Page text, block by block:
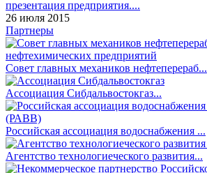
презентация предприятия....
26 июля 2015
Партнеры
Совет главных механиков нефтеперераб...
Ассоциация Сибдальвостокгаз...
Российская ассоциация водоснабжения ...
Агентство технологиеческого развития...